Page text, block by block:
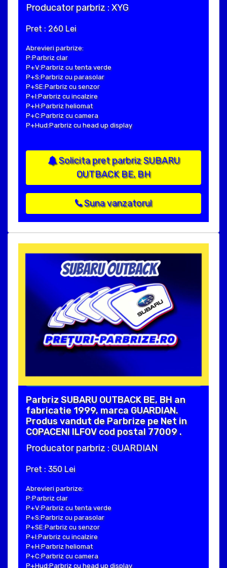
Producator parbriz : XYG
Pret : 260 Lei
Abrevieri parbrize:
P:Parbriz clar
P+V:Parbriz cu tenta verde
P+S:Parbriz cu parasolar
P+SE:Parbriz cu senzor
P+I:Parbriz cu incalzire
P+H:Parbriz heliomat
P+C:Parbriz cu camera
P+Hud:Parbriz cu head up display
Solicita pret parbriz SUBARU
OUTBACK BE, BH
Suna vanzatorul
Parbriz SUBARU OUTBACK BE, BH an
fabricatie 1999, marca GUARDIAN.
Produs vandut de Parbrize pe Net in
COPACENI ILFOV cod postal 77009 .
Producator parbriz : GUARDIAN
Pret : 350 Lei
Abrevieri parbrize:
P:Parbriz clar
P+V:Parbriz cu tenta verde
P+S:Parbriz cu parasolar
P+SE:Parbriz cu senzor
P+I:Parbriz cu incalzire
P+H:Parbriz heliomat
P+C:Parbriz cu camera
P+Hud:Parbriz cu head up display